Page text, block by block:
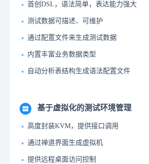
首创DSL，语法简单，表达能力强大
测试数据可描述、可维护
通过配置文件来生成测试数据
内置丰富业务数据类型
自动分析表结构生成语法配置文件
基于虚拟化的测试环境管理
高度封装KVM，提供接口调用
通过禅道界面生成虚拟机
提供远程桌面访问控制